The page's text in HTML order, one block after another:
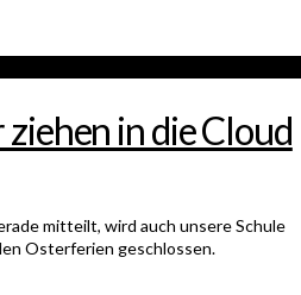
in die Cloud
mitteilt, wird auch unsere Schule
Osterferien geschlossen.